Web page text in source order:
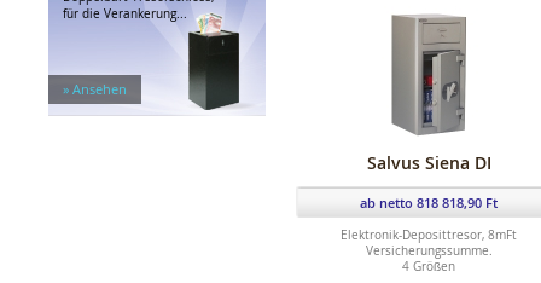
für die Verankerung...
» Ansehen
Salvus Siena DI
ab netto 818 818,90 Ft
Elektronik-Deposittresor, 8mFt
Versicherungssumme.
4 Größen